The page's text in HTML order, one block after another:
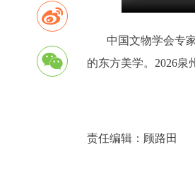
中国文物学会专家
的东方美学。2026泉
责任编辑： 顾路田